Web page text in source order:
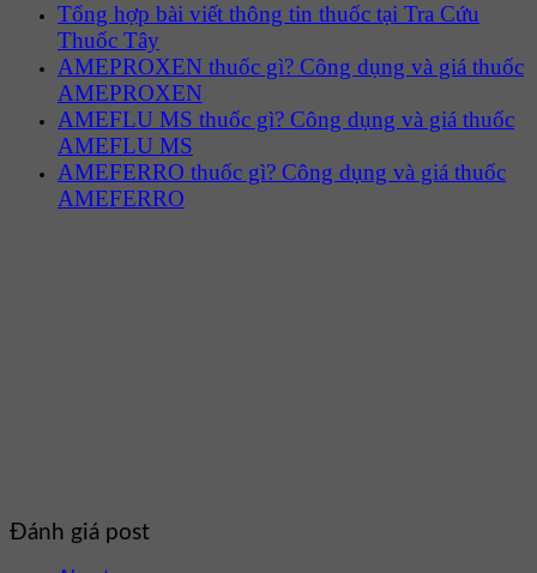
Tổng hợp bài viết thông tin thuốc tại Tra Cứu
Thuốc Tây
AMEPROXEN thuốc gì? Công dụng và giá thuốc
AMEPROXEN
AMEFLU MS thuốc gì? Công dụng và giá thuốc
AMEFLU MS
AMEFERRO thuốc gì? Công dụng và giá thuốc
AMEFERRO
Đánh giá post